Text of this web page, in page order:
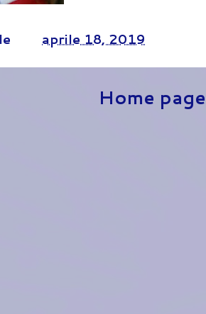
aprile 18, 2019
Home page